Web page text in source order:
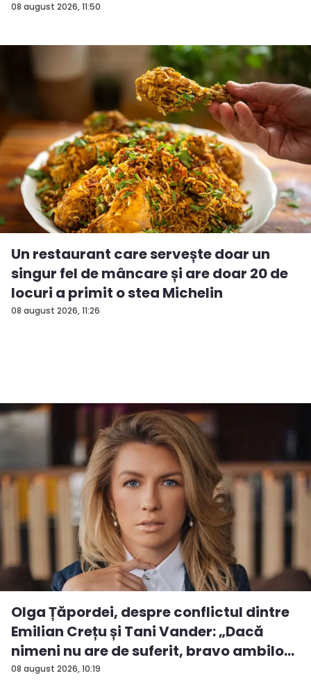
08 august 2026, 11:50
08 august 2026, 11:26
Un restaurant care servește doar un
singur fel de mâncare și are doar 20 de
locuri a primit o stea Michelin
08 august 2026, 10:19
Olga Țăpordei, despre conflictul dintre
Emilian Crețu și Tani Vander: „Dacă
nimeni nu are de suferit, bravo ambilo...